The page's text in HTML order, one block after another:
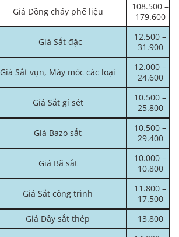
Giá Đồng cháy phế liệu
108.500 –
179.600
Giá Sắt đặc
12.500 –
31.900
Giá Sắt vụn, Máy móc các loại
12.000 –
24.600
Giá Sắt gỉ sét
10.500 –
25.800
Giá Bazo sắt
10.500 –
29.400
Giá Bã sắt
10.000 –
10.800
Giá Sắt công trình
11.800 –
17.500
Giá Dây sắt thép
13.800